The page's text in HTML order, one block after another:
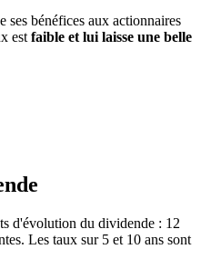
ses bénéfices aux actionnaires
est faible et lui laisse une belle
d'évolution du dividende : 12
Les taux sur 5 et 10 ans sont